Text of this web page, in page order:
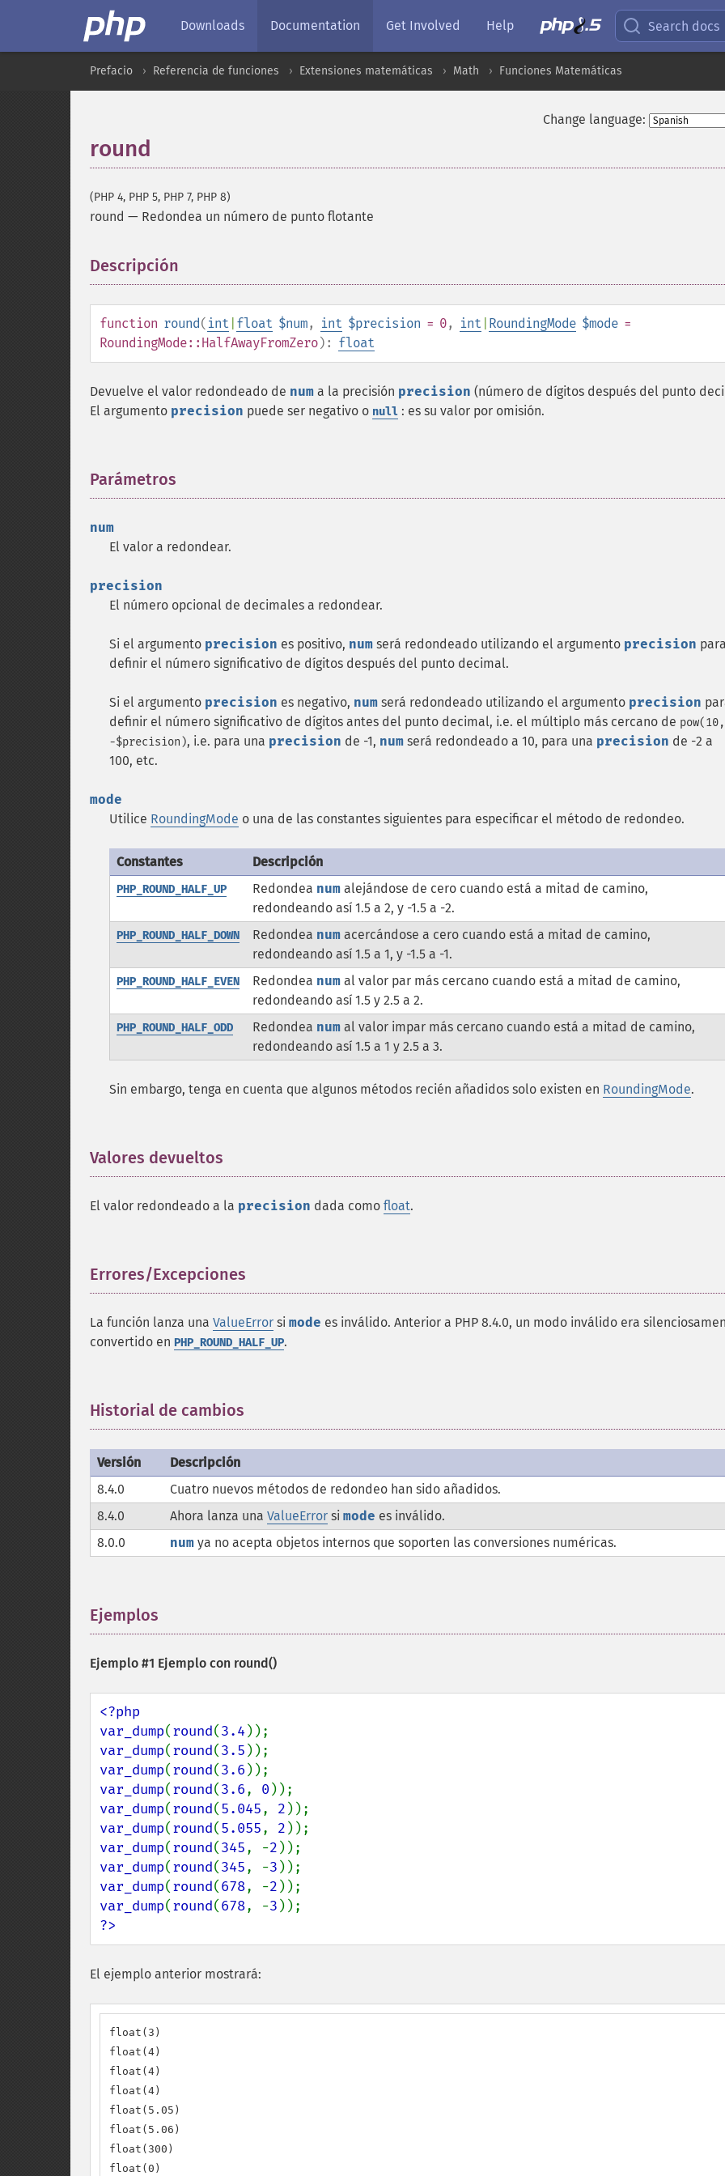
Downloads Documentation Get Involved Help Search docs
Prefacio Referencia de funciones Extensiones matemáticas Math Funciones Matemáticas
Change language:
round
(PHP 4, PHP 5, PHP 7, PHP 8)
round — Redondea un número de punto flotante
Descripción
function round( int float $num, int $precision = 0, int RoundingMode $mode =
RoundingMode::HalfAwayFromZero): float
Devuelve el valor redondeado de num a la precisión precision (número de dígitos después del punto
El argumento precision puede ser negativo o null : es su valor por omisión.
Parámetros
num
El valor a redondear.
precision
El número opcional de decimales a redondear.
Si el argumento precision es positivo, num será redondeado utilizando el argumento precision
definir el número significativo de dígitos después del punto decimal.
Si el argumento precision es negativo, num será redondeado utilizando el argumento precision
definir el número significativo de dígitos antes del punto decimal, i.e. el múltiplo más cercano de pow(10,
-$precision), i.e. para una precision de -1, num será redondeado a 10, para una precision de -2 a
100, etc.
mode
Utilice RoundingMode o una de las constantes siguientes para especificar el método de redondeo.
Constantes Descripción
PHP_ROUND_HALF_UP Redondea num alejándose de cero cuando está a mitad de camino,
redondeando así 1.5 a 2, y -1.5 a -2.
PHP_ROUND_HALF_DOWN Redondea num acercándose a cero cuando está a mitad de camino,
redondeando así 1.5 a 1, y -1.5 a -1.
PHP_ROUND_HALF_EVEN Redondea num al valor par más cercano cuando está a mitad de camino,
redondeando así 1.5 y 2.5 a 2.
PHP_ROUND_HALF_ODD Redondea num al valor impar más cercano cuando está a mitad de camino,
redondeando así 1.5 a 1 y 2.5 a 3.
Sin embargo, tenga en cuenta que algunos métodos recién añadidos solo existen en RoundingMode.
Valores devueltos
El valor redondeado a la precision dada como float.
Errores/Excepciones
La función lanza una ValueError si mode es inválido. Anterior a PHP 8.4.0, un modo inválido era
convertido en PHP_ROUND_HALF_UP.
Historial de cambios
Versión
Descripción
8.4.0
Cuatro nuevos métodos de redondeo han sido añadidos.
8.4.0
Ahora lanza una ValueError si mode es inválido.
8.0.0
num ya no acepta objetos internos que soporten las conversiones numéricas.
Ejemplos
Ejemplo #1 Ejemplo con round()
<?php
var_dump(round(3.4
var_dump(round(3.5
var_dump(round(3.6
var_dump(round(3.6, 0
var_dump(round(5.045, 2
var_dump(round(5.055, 2
var_dump(round(345, -2
var_dump(round(345, -3
var_dump(round(678, -2
var_dump(round(678, -3
?>
El ejemplo anterior mostrará:
float(3)
float(4)
float(4)
float(4)
float(5.05)
float(5.06)
float(300)
float(0)